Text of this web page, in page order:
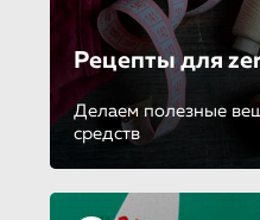
Рецепты для
Делаем полезные
средств